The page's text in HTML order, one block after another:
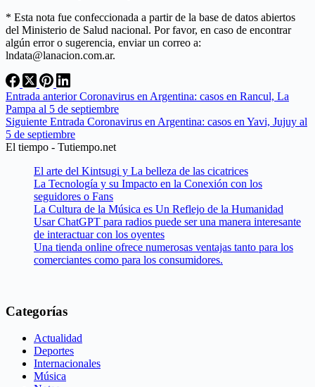
* Esta nota fue confeccionada a partir de la base de datos abiertos
del Ministerio de Salud nacional. Por favor, en caso de encontrar
algún error o sugerencia, enviar un correo a:
lndata@lanacion.com.ar.
Entrada anteriorCoronavirus en Argentina: casos en Rancul, La
Pampa al 5 de septiembre
Siguiente Entrada Coronavirus en Argentina: casos en Yavi, Jujuy al
5 de septiembre
El tiempo - Tutiempo.net
El arte del Kintsugi y La belleza de las cicatrices
La Tecnología y su Impacto en la Conexión con los
seguidores o Fans
La Cultura de la Música es Un Reflejo de la Humanidad
Usar ChatGPT para radios puede ser una manera interesante
de interactuar con los oyentes
Una tienda online ofrece numerosas ventajas tanto para los
comerciantes como para los consumidores.
Categorías
Actualidad
Deportes
Internacionales
Música